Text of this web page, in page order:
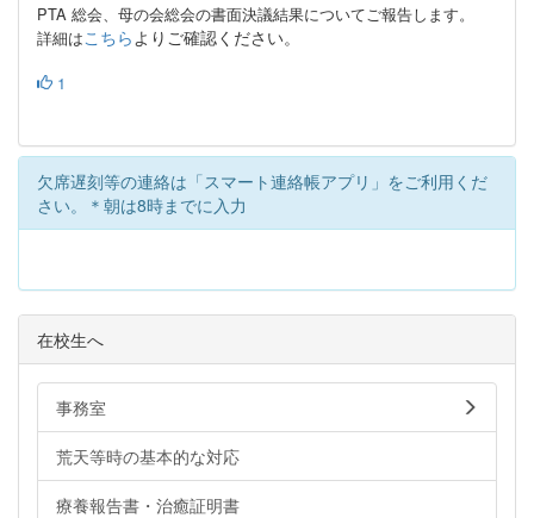
PTA 総会、母の会総会の書面決議結果についてご報告します。
詳細はこちら よりご確認ください。
1
欠席遅刻等の連絡は「スマート連絡帳アプリ」をご利用くだ
さい。＊朝は8時までに入力
在校生へ
事務室
荒天等時の基本的な対応
療養報告書・治癒証明書